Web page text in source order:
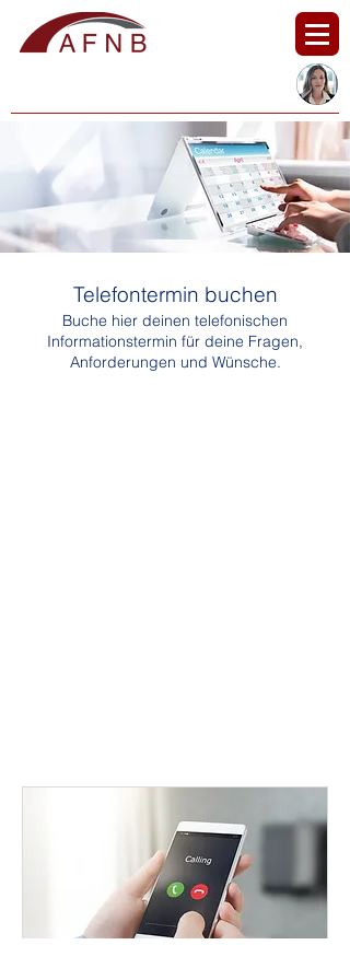
Telefontermin buchen
Buche hier deinen telefonischen
Informationstermin für deine Fragen,
Anforderungen und Wünsche.